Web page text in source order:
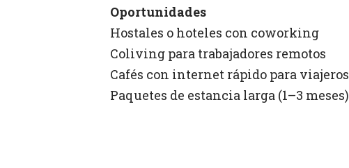
Oportunidades
Hostales o hoteles con coworking
Coliving para trabajadores remotos
Cafés con internet rápido para viajeros
Paquetes de estancia larga (1–3 meses)